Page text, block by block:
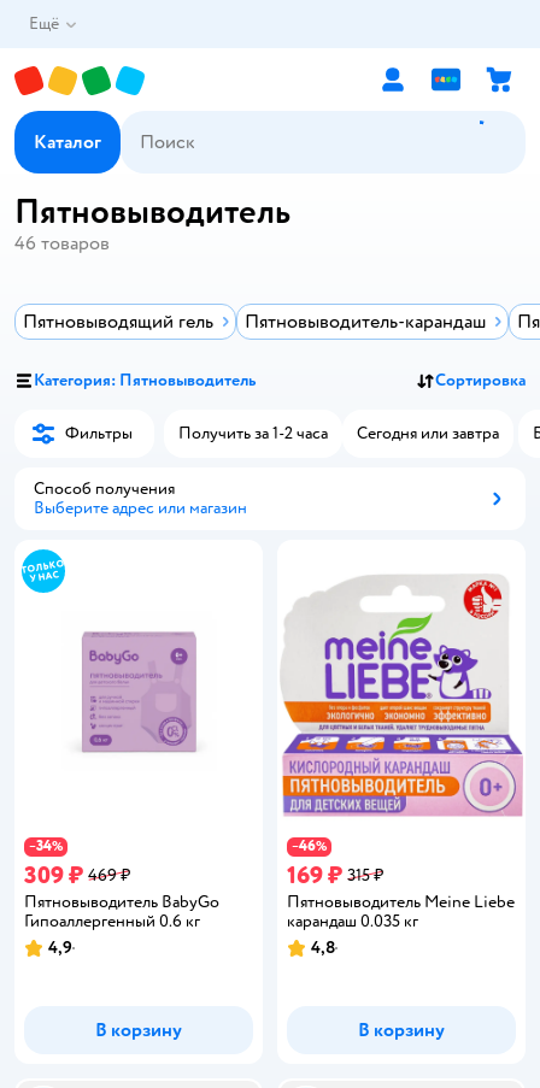
Ещё
Каталог
Пятновыводитель
46 товаров
Пятновыводящий гель Пятновыводитель-карандаш
Категория: Пятновыводитель Сортировка
Фильтры Получить за 1-2 часа Сегодня или завтра
Способ получения
Выберите адрес или магазин
−34%
309 ₽ 469 ₽
Пятновыводитель BabyGo
Гипоаллергенный 0.6 кг
Рейтинг:
4,9
В корзину
−46%
169 ₽ 315 ₽
Пятновыводитель Meine Liebe
карандаш 0.035 кг
Рейтинг:
4,8
В корзину